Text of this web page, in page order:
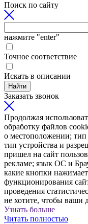
Поиск по сайту
нажмите "enter"
Точное соответствие
Искать в описании
Найти
Заказать звонок
Продолжая
обработку файлов
о местоположении; тип
тип устройства и
пришел на сайт
рекламе; язык ОС и
какие кнопки нажимает
функционирования
проведения
не хотите, чтобы ваши
Узнать больше
Читать полностью